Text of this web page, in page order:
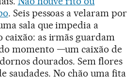
. Seis pessoas a velaram por
sala que impedia a
caixão: as irmãs guardam
momento —um caixão de
dourados. Sem flores
saudades. No chão uma fita